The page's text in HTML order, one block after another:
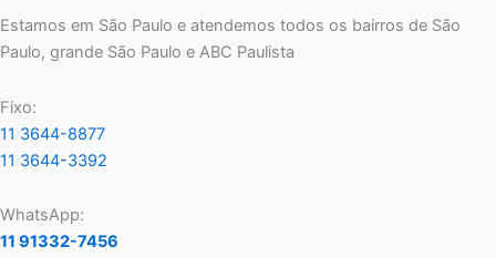
Estamos em São Paulo e atendemos todos os bairros de São
Paulo, grande São Paulo e ABC Paulista
Fixo:
11 3644-8877
11 3644-3392
WhatsApp:
11 91332-7456